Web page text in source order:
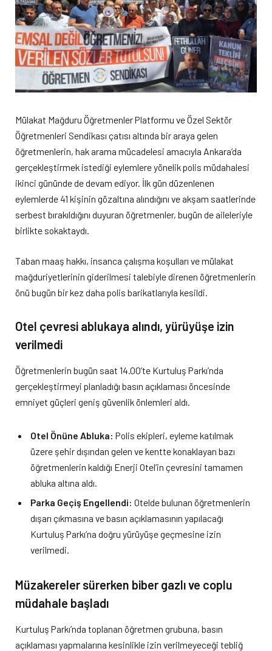
Mülakat Mağduru Öğretmenler Platformu ve Özel Sektör
Öğretmenleri Sendikası çatısı altında bir araya gelen
öğretmenlerin, hak arama mücadelesi amacıyla Ankara’da
gerçekleştirmek istediği eylemlere yönelik polis müdahalesi
ikinci gününde de devam ediyor. İlk gün düzenlenen
eylemlerde 41 kişinin gözaltına alındığını ve akşam saatlerinde
serbest bırakıldığını duyuran öğretmenler, bugün de aileleriyle
birlikte sokaktaydı.
Taban maaş hakkı, insanca çalışma koşulları ve mülakat
mağduriyetlerinin giderilmesi talebiyle direnen öğretmenlerin
önü bugün bir kez daha polis barikatlarıyla kesildi.
Otel çevresi ablukaya alındı, yürüyüşe izin
verilmedi
Öğretmenlerin bugün saat 14.00’te Kurtuluş Parkı’nda
gerçekleştirmeyi planladığı basın açıklaması öncesinde
emniyet güçleri geniş güvenlik önlemleri aldı.
Otel Önüne Abluka: Polis ekipleri, eyleme katılmak
üzere şehir dışından gelen ve kentte konaklayan bazı
öğretmenlerin kaldığı Enerji Otel’in çevresini tamamen
abluka altına aldı.
Parka Geçiş Engellendi: Otelde bulunan öğretmenlerin
dışarı çıkmasına ve basın açıklamasının yapılacağı
Kurtuluş Parkı’na doğru yürüyüşe geçmesine izin
verilmedi.
Müzakereler sürerken biber gazlı ve coplu
müdahale başladı
Kurtuluş Parkı’nda toplanan öğretmen grubuna, basın
açıklaması yapmalarına kesinlikle izin verilmeyeceği tebliğ